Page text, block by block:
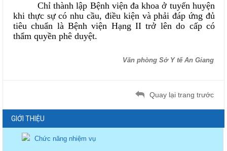
Chỉ thành lập Bệnh viện đa khoa ở tuyến huyện
khi thực sự có nhu cầu, điều kiện và phải đáp ứng đủ
tiêu chuẩn là Bệnh viện Hạng II trở lên do cấp có
thẩm quyền phê duyệt.
Văn phòng Sở Y tế An Giang
Quay lại trang trước
GIỚI THIỆU
Chức năng nhiệm vụ